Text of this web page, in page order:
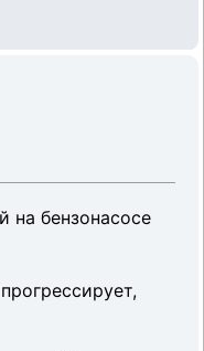
на бензонасосе